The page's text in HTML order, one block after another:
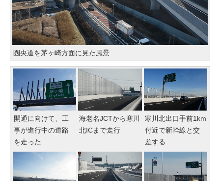
圏央道を茅ヶ崎方面に見た風景
開通に向けて、工
事が進行中の道路
を走った
海老名JCTから寒川
北ICまで走行
寒川北出口手前1km
付近で新幹線と交
差する